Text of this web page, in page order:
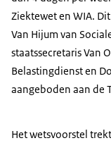
Ziektewet en WIA.
Van Hijum van
staatssecretaris Van
Belastingdienst en
aangeboden aan de
Het wetsvoorstel